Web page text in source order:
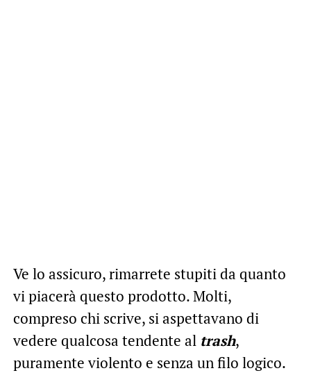
Ve lo assicuro, rimarrete stupiti da quanto
vi piacerà questo prodotto. Molti,
compreso chi scrive, si aspettavano di
vedere qualcosa tendente al trash,
puramente violento e senza un filo logico.